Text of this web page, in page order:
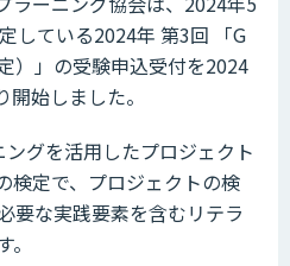
している2024年 第3回 「G
）」の受験申込受付を2024
始しました。
グを活用したプロジェクト
検定で、プロジェクトの検
要な実践要素を含むリテラ